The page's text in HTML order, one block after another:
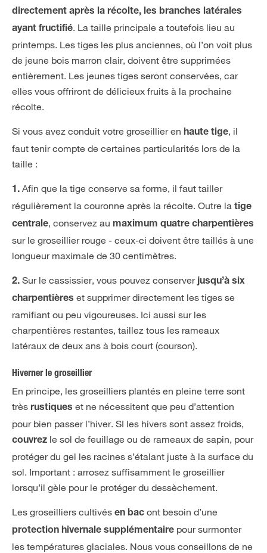
directement après la récolte, les branches latérales
ayant fructifié. La taille principale a toutefois lieu au
printemps. Les tiges les plus anciennes, où l’on voit plus
de jeune bois marron clair, doivent être supprimées
entièrement. Les jeunes tiges seront conservées, car
elles vous offriront de délicieux fruits à la prochaine
récolte.
Si vous avez conduit votre groseillier en haute tige, il
faut tenir compte de certaines particularités lors de la
taille :
1. Afin que la tige conserve sa forme, il faut tailler
régulièrement la couronne après la récolte. Outre la tige
centrale, conservez au maximum quatre charpentières
sur le groseillier rouge - ceux-ci doivent être taillés à une
longueur maximale de 30 centimètres.
2. Sur le cassissier, vous pouvez conserver jusqu’à six
charpentières et supprimer directement les tiges se
ramifiant ou peu vigoureuses. Ici aussi sur les
charpentières restantes, taillez tous les rameaux
latéraux de deux ans à bois court (courson).
Hiverner le groseillier
En principe, les groseilliers plantés en pleine terre sont
très rustiques et ne nécessitent que peu d’attention
pour bien passer l’hiver. SI les hivers sont assez froids,
couvrez le sol de feuillage ou de rameaux de sapin, pour
protéger du gel les racines s’étalant juste à la surface du
sol. Important : arrosez suffisamment le groseillier
lorsqu’il gèle pour le protéger du dessèchement.
Les groseilliers cultivés en bac ont besoin d’une
protection hivernale supplémentaire pour surmonter
les températures glaciales. Nous vous conseillons de ne